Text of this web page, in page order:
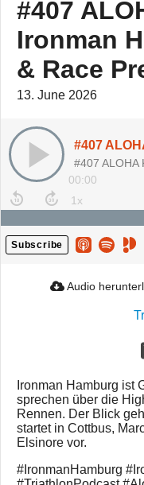
#407
Ironman
& Race
13. June 2026
00:00
Subscribe
Audio
Ironman Hamburg ist
sprechen über die
Rennen. Der Blick
startet in Cottbus,
Elsinore vor.
#IronmanHamburg